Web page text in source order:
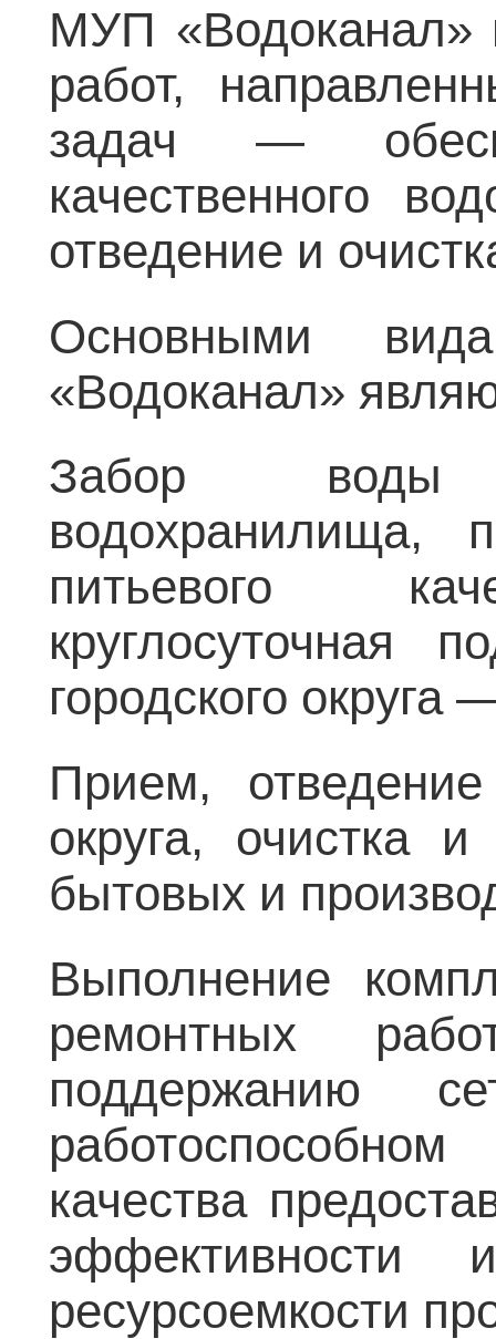
МУП «Водоканал»
работ,
задач —
качественного
отведение и
Основными
«Водоканал»
Забор воды
водохранилища,
питьевого
круглосуточная
городского
Прием,
округа, очистка и
бытовых и
Выполнение
ремонтных
поддержанию
качества
ресурсоемкости